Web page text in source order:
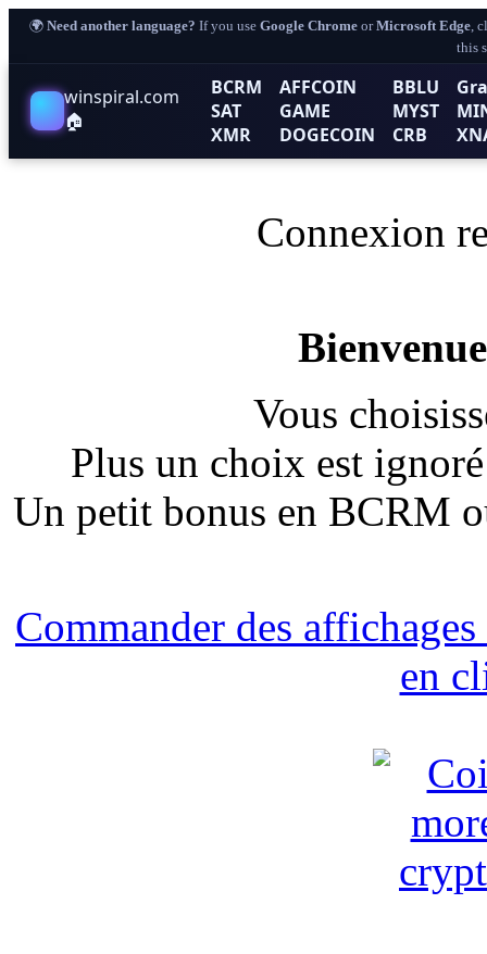
🌍 Need another language? If you use Google Chrome orMicrosoft Edge,
this
winspiral.com
🏠
BCRM
SAT
XMR
AFFCOIN
GAME
DOGECOIN
BBLU
MYST
CRB
Connexion
Vous
Plus un choix est
Un petit bonus en BCRM
Commander des
en